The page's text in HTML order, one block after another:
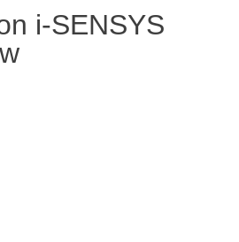
i-SENSYS